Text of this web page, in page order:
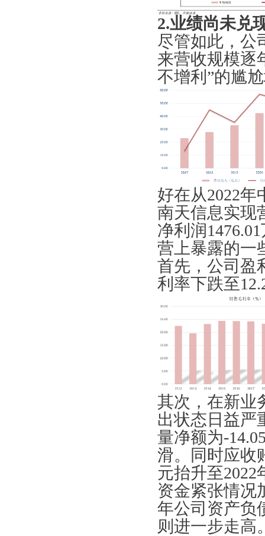
2.业绩尚未兑
尽管如此，公
来营收规模逐
不增利”的尴
好在从2022
南天信息实现
净利润
营上暴露的一
首先，公司盈
利率下跌至
其次，在新业
出状态日益严
量净额为-
滑。同时应收
元抬升至2022
资金紧张情况
年公司资产负
则进一步走高